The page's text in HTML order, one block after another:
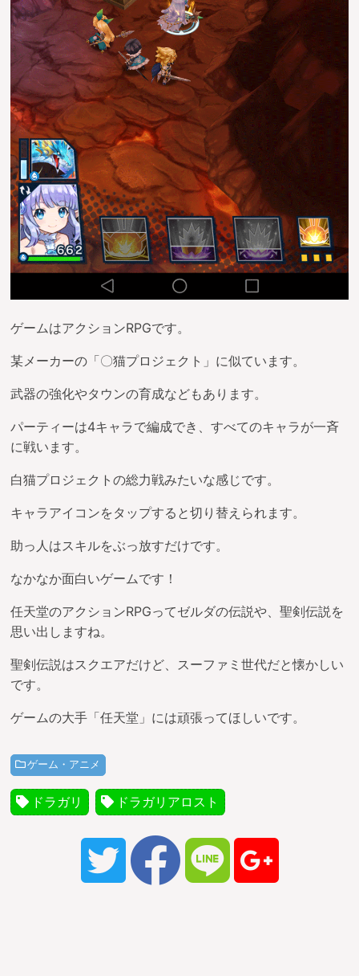
ゲームはアクションRPGです。
某メーカーの「〇猫プロジェクト」に似ています。
武器の強化やタウンの育成などもあります。
パーティーは4キャラで編成でき、すべてのキャラが一斉
に戦います。
白猫プロジェクトの総力戦みたいな感じです。
キャラアイコンをタップすると切り替えられます。
助っ人はスキルをぶっ放すだけです。
なかなか面白いゲームです！
任天堂のアクションRPGってゼルダの伝説や、聖剣伝説を
思い出しますね。
聖剣伝説はスクエアだけど、スーファミ世代だと懐かしい
です。
ゲームの大手「任天堂」には頑張ってほしいです。
ゲーム・アニメ
ドラガリ ドラガリアロスト